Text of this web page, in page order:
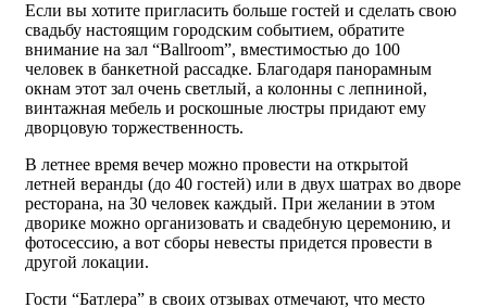
Если вы хотите пригласить больше гостей и сделать свою
свадьбу настоящим городским событием, обратите
внимание на зал “Ballroom”, вместимостью до 100
человек в банкетной рассадке. Благодаря панорамным
окнам этот зал очень светлый, а колонны с лепниной,
винтажная мебель и роскошные люстры придают ему
дворцовую торжественность.
В летнее время вечер можно провести на открытой
летней веранды (до 40 гостей) или в двух шатрах во дворе
ресторана, на 30 человек каждый. При желании в этом
дворике можно организовать и свадебную церемонию, и
фотосессию, а вот сборы невесты придется провести в
другой локации.
Гости “Батлера” в своих отзывах отмечают, что место